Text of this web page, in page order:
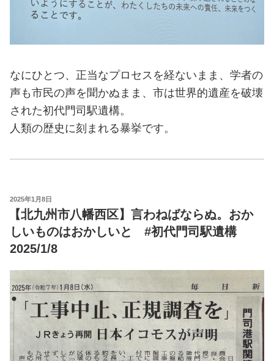
なにひとつ、正当なプロセスを経ないまま、学者の
声も市民の声を聞かぬまま、市は世界的遺産を破壊
された初代門司駅遺構。
人類の歴史に刻まれる暴挙です。
POSTED
ON
2025年1月8日
【北九州市八幡西区】言わねばならぬ。おか
しいものはおかしいと #初代門司駅遺構
2025/1/8